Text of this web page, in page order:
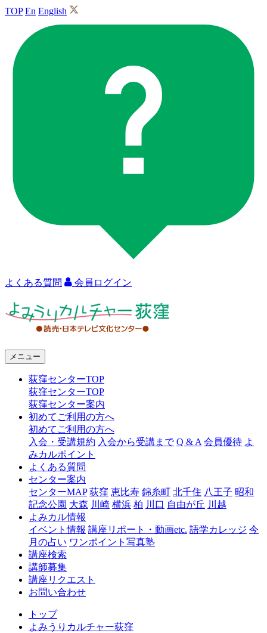
TOP En English
よくある質問 会員ログイン
ャ
窪
メニュー
荻窪センターTOP
荻窪センターTOP
荻窪センター案内
初めてご利用の方へ
初めてご利用の方へ
入会・受講規約 入会から受講まで Q & A 会員優待 よ
みカルポイント
よくある質問
センター案内
センターMAP 荻窪 恵比寿 錦糸町 北千住 八王子 昭和
記念公園 大森 川崎 横浜 柏 川口 自由が丘 川越
よみカル情報
イベント情報 講座リポート・動画etc. 語学カレッジ 今
月の占い ワンポイント写真塾
講座検索
講師募集
講座リクエスト
お問い合わせ
トップ
よみうりカルチャー荻窪